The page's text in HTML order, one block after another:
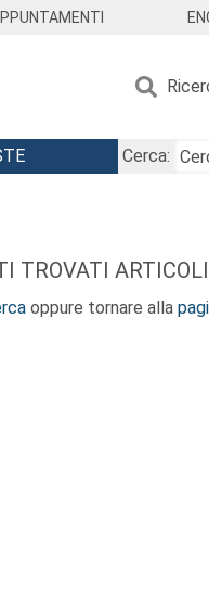
Cerca:
TROVATI
oppure tornare alla